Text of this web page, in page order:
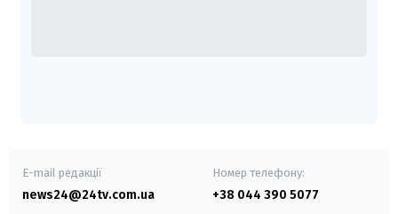
E-mail редакції
news24@24tv.com.ua
Номер телефону:
+38 044 390 5077